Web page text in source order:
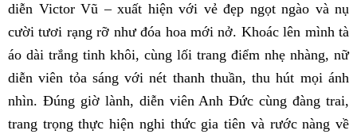
diễn Victor Vũ – xuất hiện với vẻ đẹp ngọt ngào và nụ
cười tươi rạng rỡ như đóa hoa mới nở. Khoác lên mình tà
áo dài trắng tinh khôi, cùng lối trang điểm nhẹ nhàng, nữ
diễn viên tỏa sáng với nét thanh thuần, thu hút mọi ánh
nhìn. Đúng giờ lành, diễn viên Anh Đức cùng đàng trai,
trang trọng thực hiện nghi thức gia tiên và rước nàng về